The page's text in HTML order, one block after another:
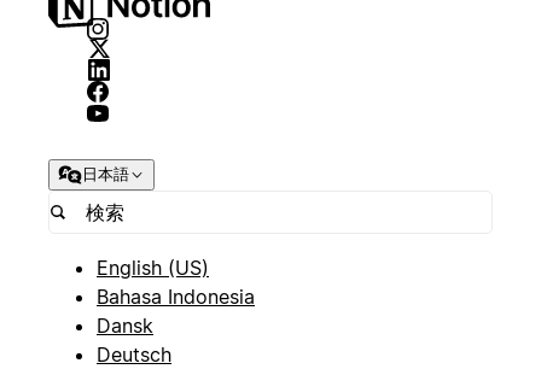
日本語
English (US)
Bahasa Indonesia
Dansk
Deutsch